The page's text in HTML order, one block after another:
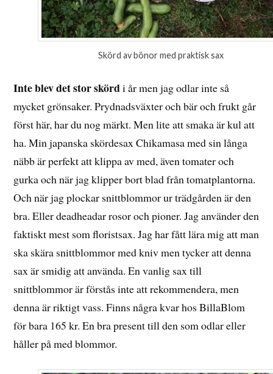
Skörd av bönor med praktisk sax
Inte blev det stor skördi år men jag odlar inte så
mycket grönsaker. Prydnadsväxter och bär och frukt går
först här, har du nog märkt. Men lite att smaka är kul att
ha. Min japanska skördesax Chikamasa med sin långa
näbb är perfekt att klippa av med, även tomater och
gurka och när jag klipper bort blad från tomatplantorna.
Och när jag plockar snittblommor ur trädgården är den
bra. Eller deadheadar rosor och pioner. Jag använder den
faktiskt mest som floristsax. Jag har fått lära mig att man
ska skära snittblommor med kniv men tycker att denna
sax är smidig att använda. En vanlig sax till
snittblommor är förstås inte att rekommendera, men
denna är riktigt vass. Finns några kvar hos BillaBlom
för bara 165 kr. En bra present till den som odlar eller
håller på med blommor.